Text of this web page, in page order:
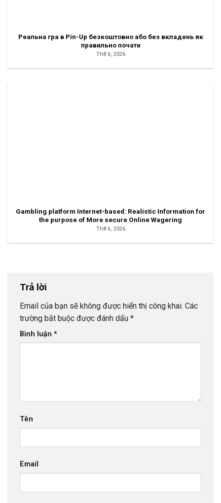
Реальна гра в Pin-Up безкоштовно або без вкладень як
правильно почати
Th8 6, 2026
Gambling platform Internet-based: Realistic Information for
the purpose of More secure Online Wagering
Th8 6, 2026
Trả lời
Email của bạn sẽ không được hiển thị công khai. Các
trường bắt buộc được đánh dấu *
Bình luận *
Tên
Email